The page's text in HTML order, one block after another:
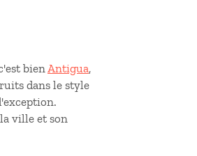
bienAntigua,
dans le style
ville et son